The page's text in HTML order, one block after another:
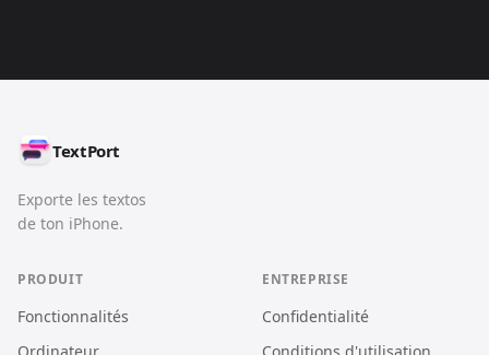
TextPort
Exporte les textos
de ton iPhone.
PRODUIT
Fonctionnalités
ENTREPRISE
Confidentialité